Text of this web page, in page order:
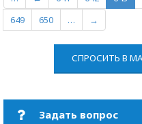
649
650 … →
СПРОСИТЬ В
Задать вопрос